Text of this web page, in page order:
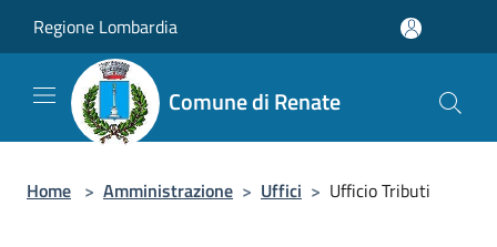
Regione Lombardia
Comune di Renate
Home > Amministrazione > Uffici > Ufficio Tributi